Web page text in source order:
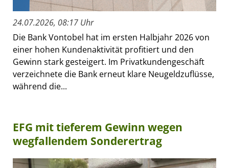
24.07.2026, 08:17 Uhr
Die Bank Vontobel hat im ersten Halbjahr 2026 von
einer hohen Kundenaktivität profitiert und den
Gewinn stark gesteigert. Im Privatkundengeschäft
verzeichnete die Bank erneut klare Neugeldzuflüsse,
während die...
EFG mit tieferem Gewinn wegen
wegfallendem Sonderertrag